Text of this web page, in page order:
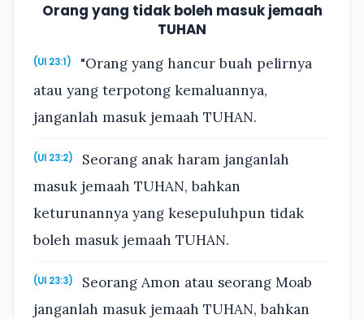
Orang yang tidak boleh masuk jemaah
TUHAN
(Ul 23:1)
"Orang yang hancur buah pelirnya
atau yang terpotong kemaluannya,
janganlah masuk jemaah TUHAN.
(Ul 23:2)
Seorang anak haram janganlah
masuk jemaah TUHAN, bahkan
keturunannya yang kesepuluhpun tidak
boleh masuk jemaah TUHAN.
(Ul 23:3)
Seorang Amon atau seorang Moab
janganlah masuk jemaah TUHAN, bahkan